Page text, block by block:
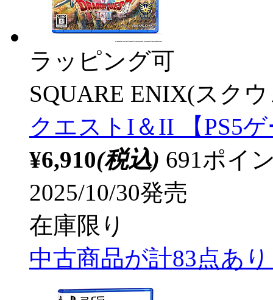
ラッピング可
SQUARE ENIX(スク
クエストI＆II 【PS5
¥6,910(税込) 691ポイ
2025/10/30発売
在庫限り
中古商品が計83点あ